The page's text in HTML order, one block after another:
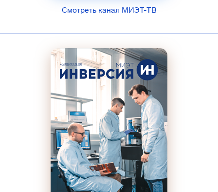
Смотреть канал МИЭТ-ТВ